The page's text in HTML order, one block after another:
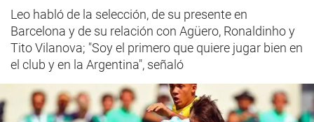
Leo habló de la selección, de su presente en
Barcelona y de su relación con Agüero, Ronaldinho y
Tito Vilanova; "Soy el primero que quiere jugar bien en
el club y en la Argentina", señaló